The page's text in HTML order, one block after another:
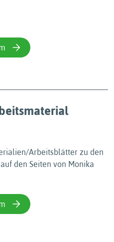
Arbeitsblätter zu den
den Seiten von Monika